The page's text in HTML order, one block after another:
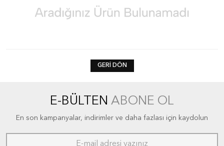
GERI DÖN
E-BÜLTEN ABONE OL
En son kampanyalar, indirimler ve daha fazlası için kaydolun